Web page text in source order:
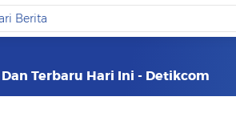
Terbaru Hari Ini - Detikcom